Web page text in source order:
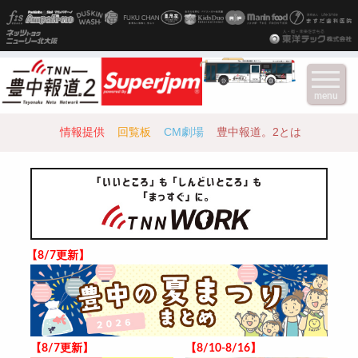
情報提供 回覧板 CM劇場 豊中報道。2とは
【8/7更新】
【8/7更新】 【8/10-8/16】
menu